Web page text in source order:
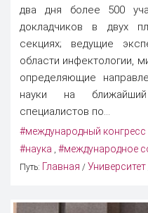
два дня более 500
докладчиков в двух
секциях; ведущие
области инфектологии,
определяющие
науки на
специалистов по...
#международный конгресс
#наука , #международное
Путь: Главная / Университет